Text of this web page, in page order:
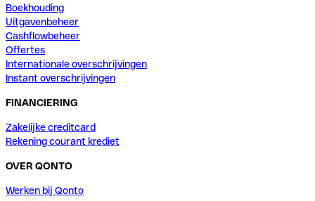
Boekhouding
Uitgavenbeheer
Cashflowbeheer
Offertes
Internationale overschrijvingen
Instant overschrijvingen
FINANCIERING
Zakelijke creditcard
Rekening courant krediet
OVER QONTO
Werken bij Qonto